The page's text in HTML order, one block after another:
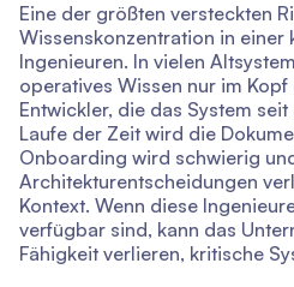
Eine der größten versteckten
Wissenskonzentration in einer
Ingenieuren. In vielen
operatives Wissen nur im
Entwickler, die das System
Laufe der Zeit wird die
Onboarding wird schwierig
Architekturentscheidungen
Kontext. Wenn diese
verfügbar sind, kann das
Fähigkeit verlieren, kritische